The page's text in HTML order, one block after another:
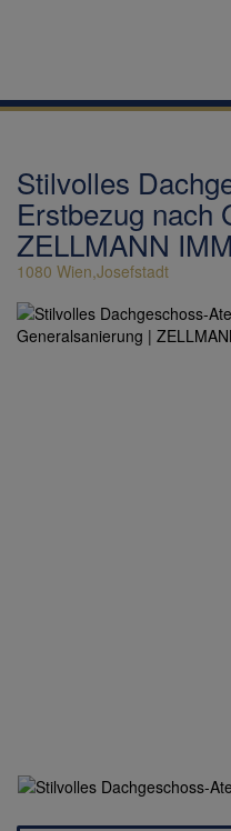
Stilvolles
Erstbezug nach
ZELLMANN
1080 Wien,Josefstadt